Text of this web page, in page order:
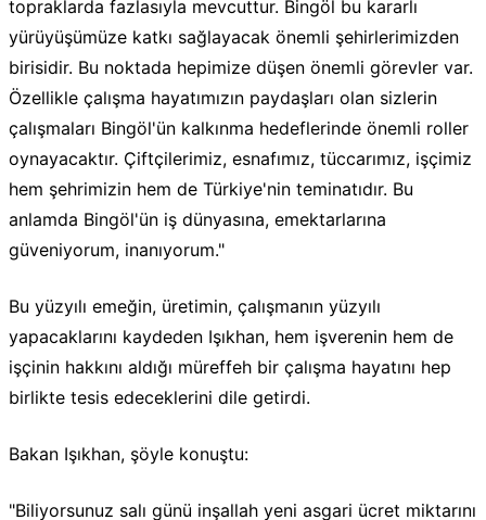
topraklarda fazlasıyla mevcuttur. Bingöl bu kararlı
yürüyüşümüze katkı sağlayacak önemli şehirlerimizden
birisidir. Bu noktada hepimize düşen önemli görevler var.
Özellikle çalışma hayatımızın paydaşları olan sizlerin
çalışmaları Bingöl'ün kalkınma hedeflerinde önemli roller
oynayacaktır. Çiftçilerimiz, esnafımız, tüccarımız, işçimiz
hem şehrimizin hem de Türkiye'nin teminatıdır. Bu
anlamda Bingöl'ün iş dünyasına, emektarlarına
güveniyorum, inanıyorum."
Bu yüzyılı emeğin, üretimin, çalışmanın yüzyılı
yapacaklarını kaydeden Işıkhan, hem işverenin hem de
işçinin hakkını aldığı müreffeh bir çalışma hayatını hep
birlikte tesis edeceklerini dile getirdi.
Bakan Işıkhan, şöyle konuştu:
"Biliyorsunuz salı günü inşallah yeni asgari ücret miktarını